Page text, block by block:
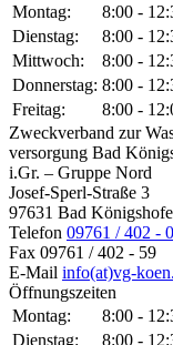
Montag:
8:00 -
Dienstag:
8:00 -
Mittwoch:
8:00 -
Donnerstag: 8:00 -
Freitag:
8:00 -
Zweckverband zur
versorgung Bad
i.Gr. – Gruppe Nord
Josef-Sperl-Straße 3
97631 Bad
Telefon 09761 / 402 - 0
Fax 09761 / 402 - 59
E-Mail info(at)vg-
Öffnungszeiten
Montag:
8:00 -
Dienstag:
8:00 -